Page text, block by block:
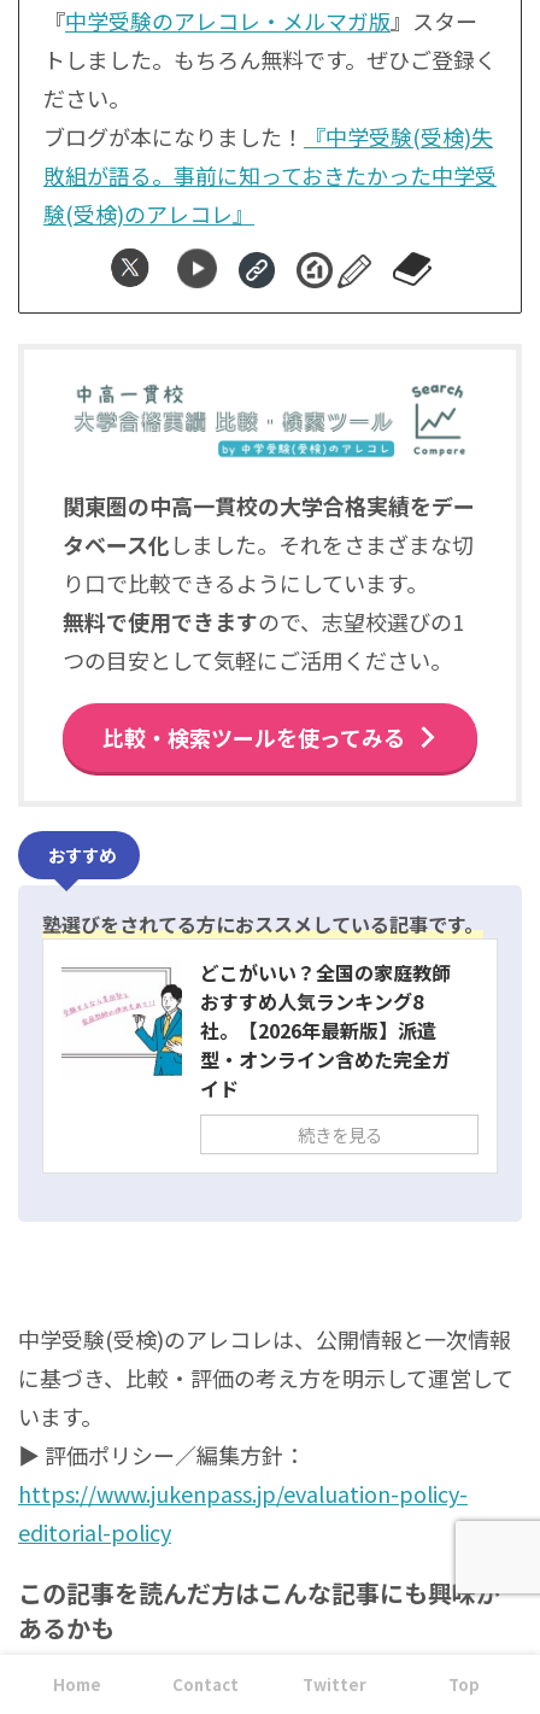
『中学受験のアレコレ・メルマガ版』スター
トしました。もちろん無料です。ぜひご登録く
ださい。
ブログが本になりました！
『中学受験(受検)失
敗組が語る。事前に知っておきたかった中学受
験(受検)のアレコレ』
関東圏の中高一貫校の大学合格実績をデー
タベース化しました。それをさまざまな切
り口で比較できるようにしています。
無料で使用できますので、志望校選びの1
つの目安として気軽にご活用ください。
比較・検索ツールを使ってみる
おすすめ
塾選びをされてる方におススメしている記事です。
どこがいい？全国の家庭教師
おすすめ人気ランキング8
社。【2026年最新版】派遣
型・オンライン含めた完全ガ
イド
続きを見る
中学受験(受検)のアレコレは、公開情報と一次情報
に基づき、比較・評価の考え方を明示して運営して
います。
▶ 評価ポリシー／編集方針：
https://www.jukenpass.jp/evaluation-policy-
editorial-policy
この記事を読んだ方はこんな記事にも興味が
あるかも
Home Contact Twitter Top